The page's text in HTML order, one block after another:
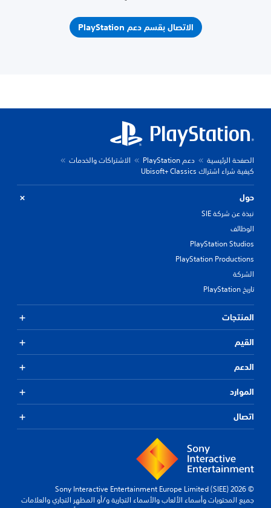
الاتصال بقسم دعم PlayStation
الصفحة الرئيسية دعم PlayStation
الاشتراكات والخدمات
كيفية شراء اشتراك Ubisoft+ Classics
حول
نبذة عن شركة SIE
الوظائف
PlayStation Studios
PlayStation Productions
الشركة
تاريخ PlayStation
المنتجات
القيم
الدعم
الموارد
اتصال
© 2026 Sony Interactive Entertainment Europe Limited (SIEE)
جميع المحتويات وأسماء الألعاب والأسماء التجارية و/أو المظهر التجاري والعلامات